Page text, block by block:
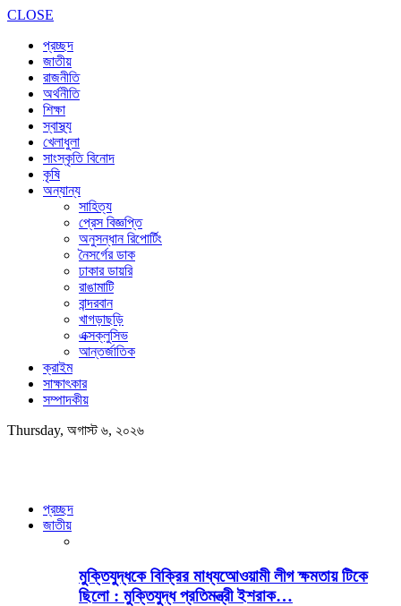
CLOSE
প্রচ্ছদ
জাতীয়
রাজনীতি
অর্থনীতি
শিক্ষা
স্বাস্থ্য
খেলাধুলা
সাংস্কৃতি বিনোদ
কৃষি
অন্যান্য
সাহিত্য
প্রেস বিজ্ঞপ্তি
অনুসন্ধান রিপোর্টিং
নৈসর্গের ডাক
ঢাকার ডায়রি
রাঙামাটি
বান্দরবান
খাগড়াছড়ি
এক্সক্লুসিভ
আন্তর্জাতিক
ক্রাইম
সাক্ষাৎকার
সম্পাদকীয়
Thursday, অগাস্ট ৬, ২০২৬
প্রচ্ছদ
জাতীয়
মুক্তিযুদ্ধকে বিক্রির মাধ্যআেওয়ামী লীগ ক্ষমতায় টিকে
ছিলো : মুক্তিযুদ্ধ প্রতিমন্ত্রী ইশরাক…